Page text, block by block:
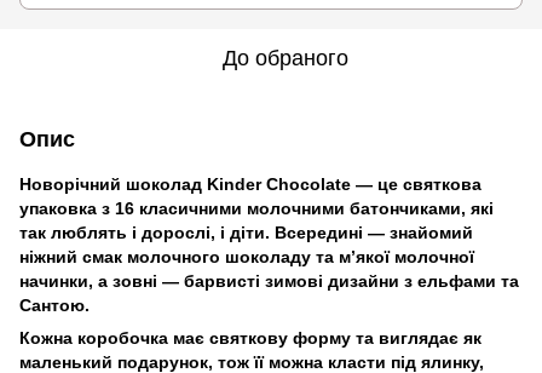
До обраного
Опис
Новорічний шоколад Kinder Chocolate — це святкова
упаковка з 16 класичними молочними батончиками, які
так люблять і дорослі, і діти. Всередині — знайомий
ніжний смак молочного шоколаду та м’якої молочної
начинки, а зовні — барвисті зимові дизайни з ельфами та
Сантою.
Кожна коробочка має святкову форму та виглядає як
маленький подарунок, тож її можна класти під ялинку,